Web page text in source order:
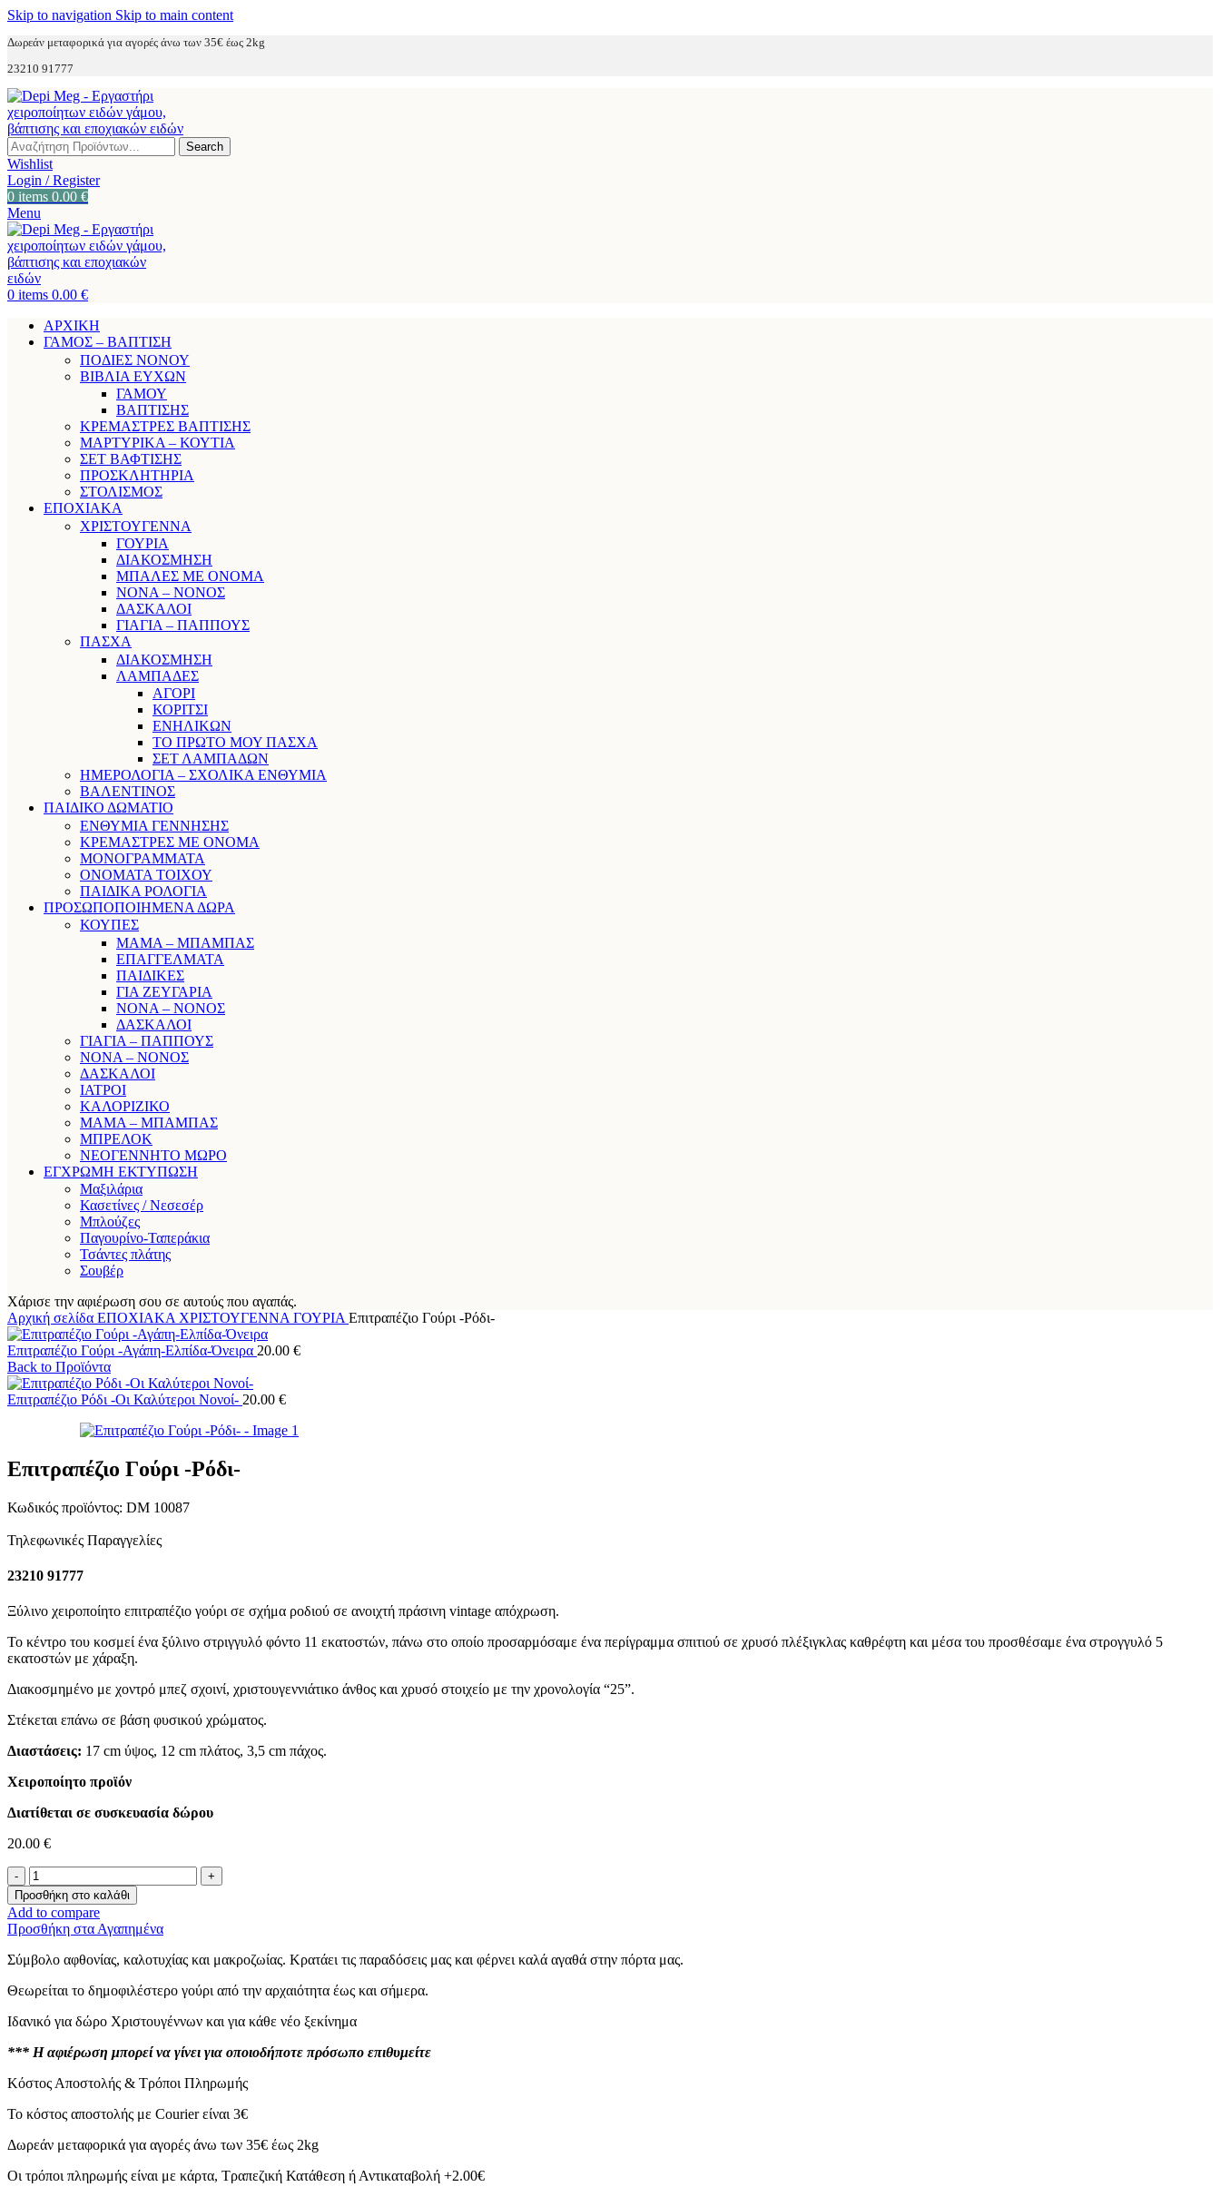
Skip to navigation Skip to main content
Δωρεάν μεταφορικά για αγορές άνω των 35€ έως 2kg
23210 91777
Search
Wishlist
Login / Register
0 items 0.00 €
Menu
0 items 0.00 €
ΑΡΧΙΚΗ
ΓΑΜΟΣ – ΒΑΠΤΙΣΗ
ΠΟΔΙΕΣ ΝΟΝΟΥ
ΒΙΒΛΙΑ ΕΥΧΩΝ
ΓΑΜΟΥ
ΒΑΠΤΙΣΗΣ
ΚΡΕΜΑΣΤΡΕΣ ΒΑΠΤΙΣΗΣ
ΜΑΡΤΥΡΙΚΑ – ΚΟΥΤΙΑ
ΣΕΤ ΒΑΦΤΙΣΗΣ
ΠΡΟΣΚΛΗΤΗΡΙΑ
ΣΤΟΛΙΣΜΟΣ
ΕΠΟΧΙΑΚΑ
ΧΡΙΣΤΟΥΓΕΝΝΑ
ΓΟΥΡΙΑ
ΔΙΑΚΟΣΜΗΣΗ
ΜΠΑΛΕΣ ΜΕ ΟΝΟΜΑ
ΝΟΝΑ – ΝΟΝΟΣ
ΔΑΣΚΑΛΟΙ
ΓΙΑΓΙΑ – ΠΑΠΠΟΥΣ
ΠΑΣΧΑ
ΔΙΑΚΟΣΜΗΣΗ
ΛΑΜΠΑΔΕΣ
ΑΓΟΡΙ
ΚΟΡΙΤΣΙ
ΕΝΗΛΙΚΩΝ
ΤΟ ΠΡΩΤΟ ΜΟΥ ΠΑΣΧΑ
ΣΕΤ ΛΑΜΠΑΔΩΝ
ΗΜΕΡΟΛΟΓΙΑ – ΣΧΟΛΙΚΑ ΕΝΘΥΜΙΑ
ΒΑΛΕΝΤΙΝΟΣ
ΠΑΙΔΙΚΟ ΔΩΜΑΤΙΟ
ΕΝΘΥΜΙΑ ΓΕΝΝΗΣΗΣ
ΚΡΕΜΑΣΤΡΕΣ ΜΕ ΟΝΟΜΑ
ΜΟΝΟΓΡΑΜΜΑΤΑ
ΟΝΟΜΑΤΑ ΤΟΙΧΟΥ
ΠΑΙΔΙΚΑ ΡΟΛΟΓΙΑ
ΠΡΟΣΩΠΟΠΟΙΗΜΕΝΑ ΔΩΡΑ
ΚΟΥΠΕΣ
ΜΑΜΑ – ΜΠΑΜΠΑΣ
ΕΠΑΓΓΕΛΜΑΤΑ
ΠΑΙΔΙΚΕΣ
ΓΙΑ ΖΕΥΓΑΡΙΑ
ΝΟΝΑ – ΝΟΝΟΣ
ΔΑΣΚΑΛΟΙ
ΓΙΑΓΙΑ – ΠΑΠΠΟΥΣ
ΝΟΝΑ – ΝΟΝΟΣ
ΔΑΣΚΑΛΟΙ
ΙΑΤΡΟΙ
ΚΑΛΟΡΙΖΙΚΟ
ΜΑΜΑ – ΜΠΑΜΠΑΣ
ΜΠΡΕΛΟΚ
ΝΕΟΓΕΝΝΗΤΟ ΜΩΡΟ
ΕΓΧΡΩΜΗ ΕΚΤΥΠΩΣΗ
Μαξιλάρια
Κασετίνες / Νεσεσέρ
Μπλούζες
Παγουρίνο-Ταπεράκια
Τσάντες πλάτης
Σουβέρ
Χάρισε την αφιέρωση σου σε αυτούς που αγαπάς.
Αρχική σελίδα ΕΠΟΧΙΑΚΑ ΧΡΙΣΤΟΥΓΕΝΝΑ ΓΟΥΡΙΑ Επιτραπέζιο Γούρι -Ρόδι-
Επιτραπέζιο Γούρι -Αγάπη-Ελπίδα-Όνειρα 20.00 €
Back to Προϊόντα
Επιτραπέζιο Ρόδι -Οι Καλύτεροι Νονοί- 20.00 €
Επιτραπέζιο Γούρι -Ρόδι-
Κωδικός προϊόντος: DM 10087
Τηλεφωνικές Παραγγελίες
23210 91777
Ξύλινο χειροποίητο επιτραπέζιο γούρι σε σχήμα ροδιού σε ανοιχτή πράσινη vintage απόχρωση.
Το κέντρο του κοσμεί ένα ξύλινο στριγγυλό φόντο 11 εκατοστών, πάνω στο οποίο προσαρμόσαμε ένα περίγραμμα σπιτιού σε χρυσό πλέξιγκλας καθρέφτη και μέσα του προσθέσαμε ένα στρογγυλό 5
εκατοστών με χάραξη.
Διακοσμημένο με χοντρό μπεζ σχοινί, χριστουγεννιάτικο άνθος και χρυσό στοιχείο με την χρονολογία “25”.
Στέκεται επάνω σε βάση φυσικού χρώματος.
Διαστάσεις: 17 cm ύψος, 12 cm πλάτος, 3,5 cm πάχος.
Χειροποίητο προϊόν
Διατίθεται σε συσκευασία δώρου
20.00 €
Επιτραπέζιο
Γούρι
-Ρόδι-
ποσότητα
Προσθήκη στο καλάθι
Add to compare
Προσθήκη στα Αγαπημένα
Σύμβολο αφθονίας, καλοτυχίας και μακροζωίας. Κρατάει τις παραδόσεις μας και φέρνει καλά αγαθά στην πόρτα μας.
Θεωρείται το δημοφιλέστερο γούρι από την αρχαιότητα έως και σήμερα.
Ιδανικό για δώρο Χριστουγέννων και για κάθε νέο ξεκίνημα
*** Η αφιέρωση μπορεί να γίνει για οποιοδήποτε πρόσωπο επιθυμείτε
Κόστος Αποστολής & Τρόποι Πληρωμής
Το κόστος αποστολής με Courier είναι 3€
Δωρεάν μεταφορικά για αγορές άνω των 35€ έως 2kg
Οι τρόποι πληρωμής είναι με κάρτα, Τραπεζική Κατάθεση ή Αντικαταβολή +2.00€